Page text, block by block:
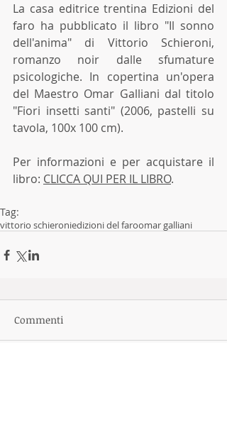
La casa editrice trentina Edizioni del
faro ha pubblicato il libro "Il sonno
dell'anima" di Vittorio Schieroni,
romanzo noir dalle sfumature
psicologiche. In copertina un'opera
del Maestro Omar Galliani dal titolo
"Fiori insetti santi" (2006, pastelli su
tavola, 100x 100 cm).
Per informazioni e per acquistare il
libro: CLICCA QUI PER IL LIBRO.
Tag:
vittorio schieroniedizioni del faroomar galliani
Commenti